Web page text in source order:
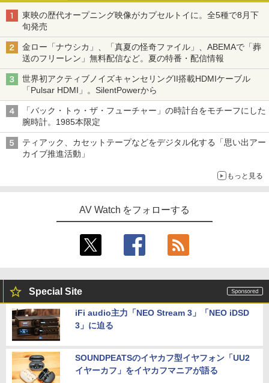
東映の歴代オープニング映像がカプセルトイに。全5種で8月下
旬発売
金ロー「ナウシカ」、「真夏の怪奇ファイル」、ABEMAで「葬
送のフリーレン」無料配信など。夏の特番・配信情報
世界初アクティブノイズキャンセリングII搭載HDMIケーブル
「Pulsar HDMI」。SilentPowerから
「バック・トゥ・ザ・フューチャー」の時計台をモチーフにした
腕時計。1985本限定
ティアック、カセットテープなどをデジタル化する「思い出アー
カイブ推進活動」
もっと見る
AV Watch をフォローする
Special Site
iFi audio主力「NEO Stream 3」「NEO iDSD
3」に迫る
SOUNDPEATSのイヤカフ型イヤフォン「UU2
イヤーカフ」をイヤカフマニアが語る